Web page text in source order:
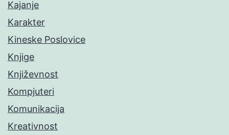
Kajanje
Karakter
Kineske Poslovice
Knjige
Književnost
Kompjuteri
Komunikacija
Kreativnost